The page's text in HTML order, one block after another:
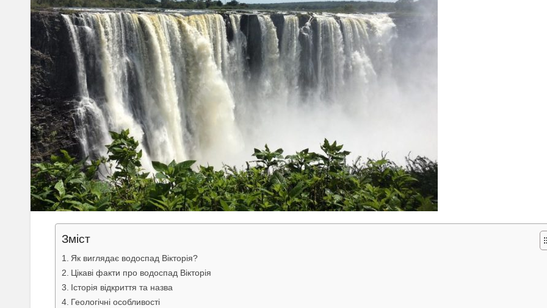
Зміст
Як виглядає водоспад Вікторія?
Цікаві факти про водоспад Вікторія
Історія відкриття та назва
Геологічні особливості